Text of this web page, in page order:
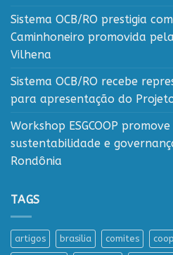
Sistema OCB/RO prestigia
Caminhoneiro promovida
Vilhena
Sistema OCB/RO recebe
para apresentação do
Workshop ESGCOOP
sustentabilidade e
Rondônia
TAGS
artigos brasilia comites coop